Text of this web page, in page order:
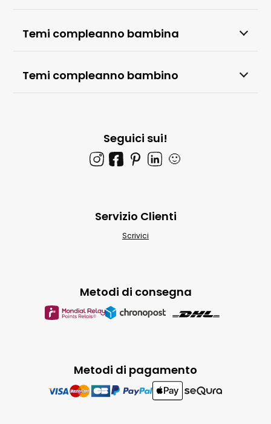
Temi compleanno bambina
Temi compleanno bambino
Seguici sui!
🙂
Metodi di pagamento
Metodi di consegna
Servizio Clienti
Scrivici